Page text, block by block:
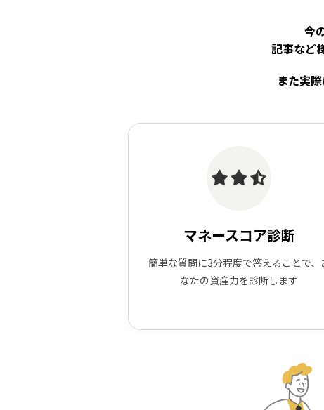
今
記事など
また実
マネースコア診断
簡単な質問に3分程度で答えることで、
なたの資産力を診断します